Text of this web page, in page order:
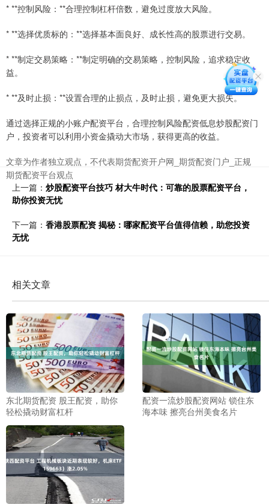
* **控制风险：**合理控制杠杆倍数，避免过度放大风险。
* **选择优质标的：**选择基本面良好、成长性高的股票进行交易。
* **制定交易策略：**制定明确的交易策略，控制风险，追求稳定收
益。
* **及时止损：**设置合理的止损点，及时止损，避免更大损失。
通过选择正规的小账户配资平台，合理控制风险配资低息炒股配资门
户，投资者可以利用小资金撬动大市场，获得更高的收益。
文章为作者独立观点，不代表期货配资开户网_期货配资门户_正规
期货配资平台观点
上一篇： 炒股配资平台技巧 材大牛时代：可靠的股票配资平台，
助你投资无忧
下一篇： 香港股票配资 揭秘：哪家配资平台值得信赖，助您投资
无忧
相关文章
东北期货配资 股王配资，助你
轻松撬动财富杠杆
配资一流炒股配资网站 锁住东
海本味 擦亮台州美食名片